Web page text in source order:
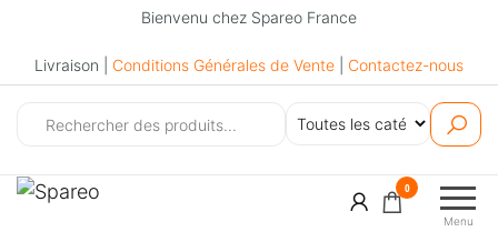
Bienvenu chez Spareo France
Livraison | Conditions Générales de Vente Contactez-nous
Menu
0